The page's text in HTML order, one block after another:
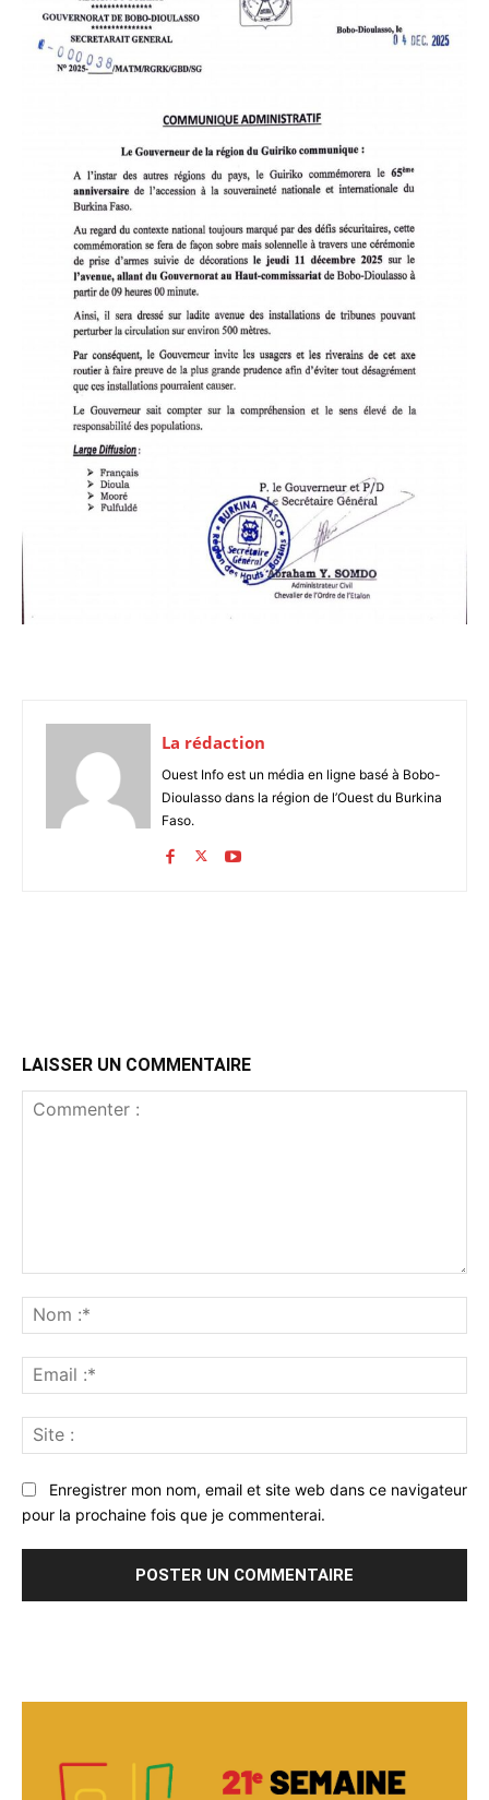
La rédaction
Ouest Info est un média en ligne basé à Bobo-
Dioulasso dans la région de l’Ouest du Burkina
Faso.
LAISSER UN COMMENTAIRE
:*
:*
:
Enregistrer mon nom, email et site web dans ce navigateur
pour la prochaine fois que je commenterai.